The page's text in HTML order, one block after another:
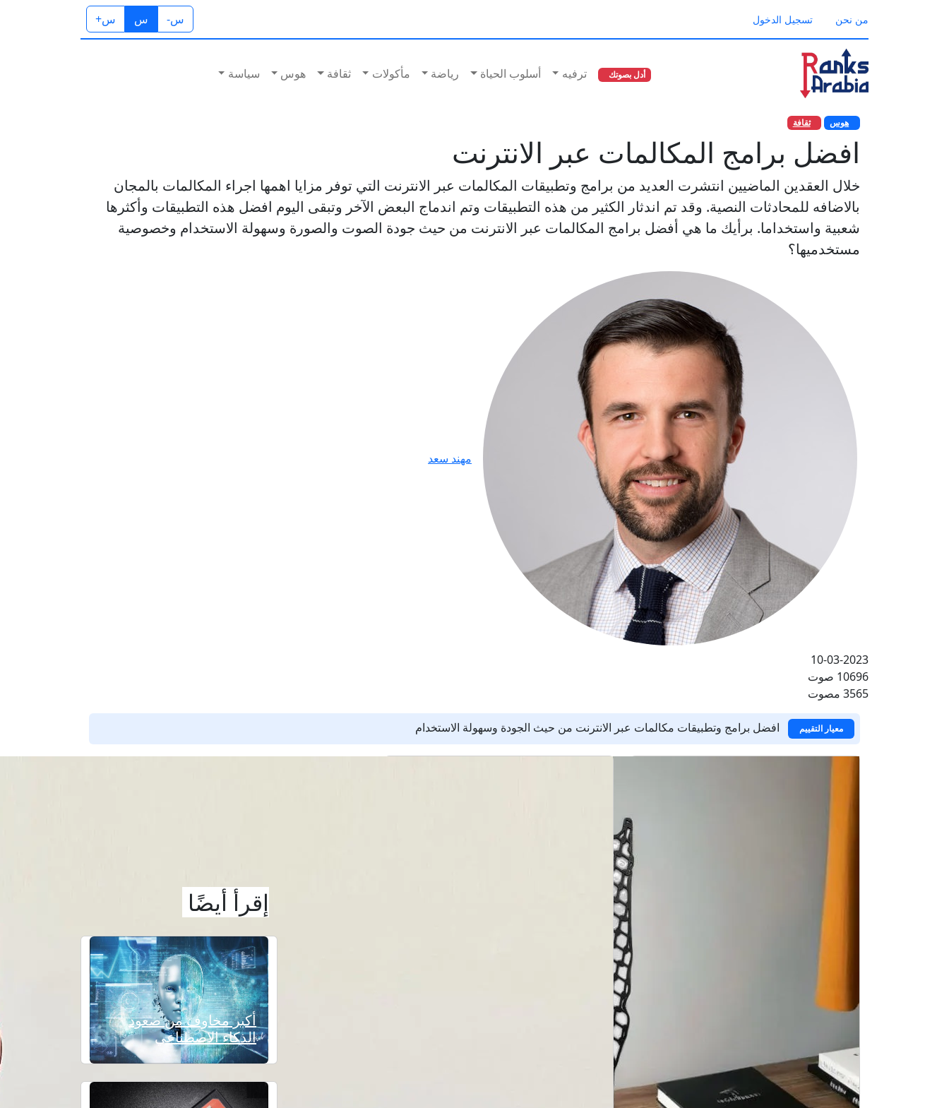
من نحن تسجيل الدخول س- س س+
أدل بصوتك ترفيه أسلوب الحياة رياضة مأكولات ثقافة هوس سياسة
هوس ثقافة
افضل برامج المكالمات عبر الانترنت
خلال العقدين الماضيين انتشرت العديد من برامج وتطبيقات المكالمات عبر الانترنت التي توفر مزايا اهمها اجراء المكالمات بالمجان
بالاضافه للمحادثات النصية. وقد تم اندثار الكثير من هذه التطبيقات وتم اندماج البعض الآخر وتبقى اليوم افضل هذه التطبيقات وأكثرها
شعبية واستخداما. برأيك ما هي أفضل برامج المكالمات عبر الانترنت من حيث جودة الصوت والصورة وسهولة الاستخدام وخصوصية
مستخدميها؟
مهند سعد
10-03-2023
10696 صوت
3565 مصوت
معيار التقييم افضل برامج وتطبيقات مكالمات عبر الانترنت من حيث الجودة وسهولة الاستخدام
إقرأ أيضًا
أكبر مخاوف من صعود
الذكاء الاصطناعي